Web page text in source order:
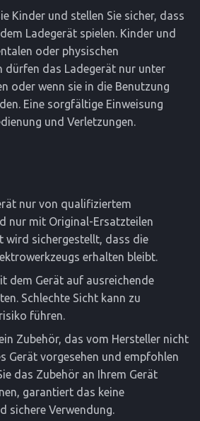
Kinder und stellen Sie sicher, dass
Ladegerät spielen. Kinder und
oder physischen
dürfen das Ladegerät nur unter
oder wenn sie in die Benutzung
Eine sorgfältige Einweisung
und Verletzungen.
nur von qualifiziertem
nur mit Original-Ersatzteilen
wird sichergestellt, dass die
erhalten bleibt.
dem Gerät auf ausreichende
Schlechte Sicht kann zu
führen.
Zubehör, das vom Hersteller nicht
Gerät vorgesehen und empfohlen
das Zubehör an Ihrem Gerät
garantiert das keine
sichere Verwendung.